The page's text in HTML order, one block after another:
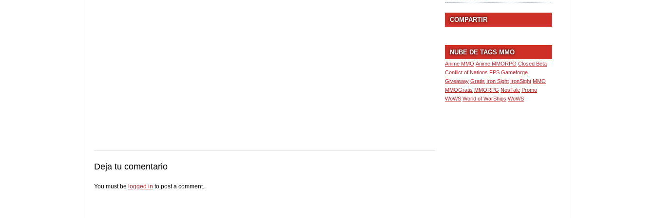
Deja tu comentario
You must be logged in to post a comment.
COMPARTIR
NUBE DE TAGS MMO
Anime MMO Anime MMORPG Closed Beta
Conflict of Nations FPS Gameforge
Giveaway Gratis Iron Sight IronSight MMO
MMOGratis MMORPG NosTale Promo
WoWS World of WarShips WoWS